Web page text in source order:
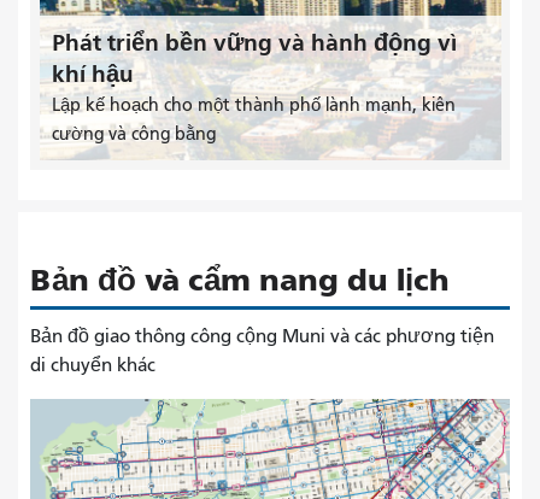
Phát triển bền vững và hành động vì
khí hậu
Lập kế hoạch cho một thành phố lành mạnh, kiên
cường và công bằng
Bản đồ và cẩm nang du lịch
Bản đồ giao thông công cộng Muni và các phương tiện
di chuyển khác